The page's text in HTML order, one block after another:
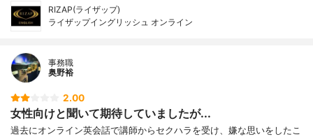
RIZAP(ライザップ)
ライザップイングリッシュ オンライン
事務職
奥野裕
2.00
女性向けと聞いて期待していましたが...
過去にオンライン英会話で講師からセクハラを受け、嫌な思いをしたこ